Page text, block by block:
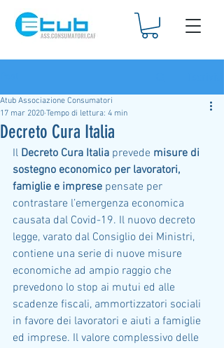
Decreto Cura Italia
Atub Associazione Consumatori
17 mar 2020 Tempo di lettura: 4 min
Il Decreto Cura Italia prevede misure di
sostegno economico per lavoratori,
famiglie e imprese pensate per
contrastare l’emergenza economica
causata dal Covid-19. Il nuovo decreto
legge, varato dal Consiglio dei Ministri,
contiene una serie di nuove misure
economiche ad ampio raggio che
prevedono lo stop ai mutui ed alle
scadenze fiscali, ammortizzatori sociali
in favore dei lavoratori e aiuti a famiglie
ed imprese. Il valore complessivo delle